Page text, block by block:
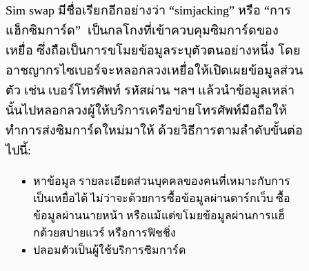
Sim swap มีชื่อเรียกอีกอย่างว่า “simjacking” หรือ “การ
แฮ็กซิมการ์ด” เป็นกลโกงที่เข้าควบคุมซิมการ์ดของ
เหยื่อ ซึ่งถือเป็นการขโมยข้อมูลระบุตัวตนอย่างหนึ่ง โดย
อาชญากรไซเบอร์จะหลอกลวงเหยื่อให้เปิดเผยข้อมูลส่วน
ตัว เช่น เบอร์โทรศัพท์ รหัสผ่าน ฯลฯ แล้วนำข้อมูลเหล่า
นั้นไปหลอกลวงผู้ให้บริการเครือข่ายโทรศัพท์มือถือให้
ทำการส่งซิมการ์ดใหม่มาให้ ด้วยวิธีการตามลำดับขั้นต่อ
ไปนี้:
หาข้อมูล รายละเอียดส่วนบุคคลของคนที่เหมาะกับการ
เป็นเหยื่อได้ ไม่ว่าจะด้วยการซื้อข้อมูลผ่านดาร์กเว็บ ซื้อ
ข้อมูลผ่านนายหน้า หรือแม้แต่ขโมยข้อมูลผ่านการแฮ็
กด้วยสปายแวร์ หรือการฟิชชิ่ง
ปลอมตัวเป็นผู้ใช้บริการซิมการ์ด